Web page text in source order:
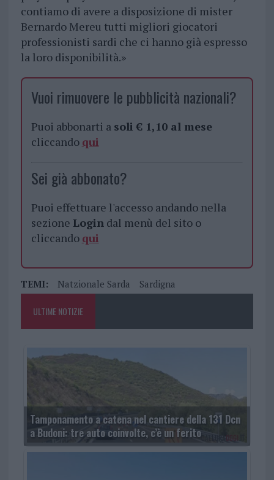
contiamo di avere a disposizione di mister
Bernardo Mereu tutti migliori giocatori
professionisti sardi che ci hanno già espresso
la loro disponibilità.»
Vuoi rimuovere le pubblicità nazionali?
Puoi abbonarti a soli € 1,10 al mese
cliccando qui
Sei già abbonato?
Puoi effettuare l'accesso andando nella
sezione Logindal menù del sito o
cliccando qui
TEMI: Natzionale Sarda Sardigna
ULTIME NOTIZIE
Tamponamento a catena nel cantiere della 131 Dcn
a Budoni: tre auto coinvolte, c’è un ferito